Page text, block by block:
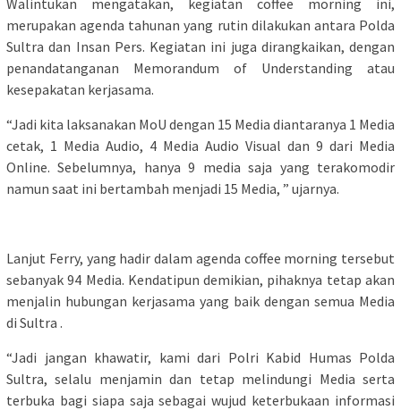
merupakan agenda tahunan yang rutin dilakukan antara Polda
Sultra dan Insan Pers. Kegiatan ini juga dirangkaikan, dengan
penandatanganan Memorandum of Understanding atau
kesepakatan kerjasama.
“Jadi kita laksanakan MoU dengan 15 Media diantaranya 1 Media
cetak, 1 Media Audio, 4 Media Audio Visual dan 9 dari Media
Online. Sebelumnya, hanya 9 media saja yang terakomodir
namun saat ini bertambah menjadi 15 Media, ” ujarnya.
Lanjut Ferry, yang hadir dalam agenda coffee morning tersebut
sebanyak 94 Media. Kendatipun demikian, pihaknya tetap akan
menjalin hubungan kerjasama yang baik dengan semua Media
di Sultra .
“Jadi jangan khawatir, kami dari Polri Kabid Humas Polda
Sultra, selalu menjamin dan tetap melindungi Media serta
terbuka bagi siapa saja sebagai wujud keterbukaan informasi